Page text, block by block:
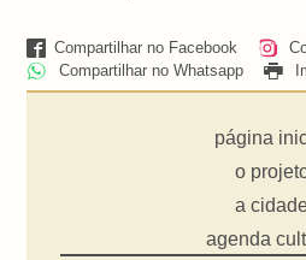
Compartilhar no Facebook
Compartilhar no Whatsapp
página
o
a
agenda